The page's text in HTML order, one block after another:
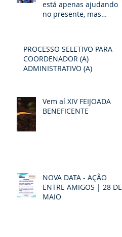
está apenas ajudando
no presente, mas
PROCESSO SELETIVO PARA
COORDENADOR (A)
ADMINISTRATIVO (A)
Vem aí XIV FEIJOADA
BENEFICENTE
NOVA DATA - AÇÃO
ENTRE AMIGOS | 28 DE
MAIO